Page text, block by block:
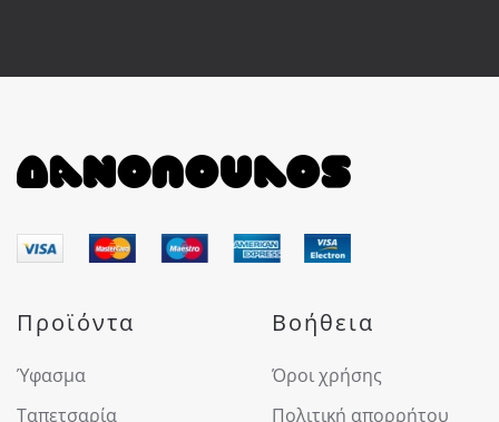
Προϊόντα
Ύφασμα
Ταπετσαρία
Βοήθεια
Όροι χρήσης
Πολιτική απορρήτου